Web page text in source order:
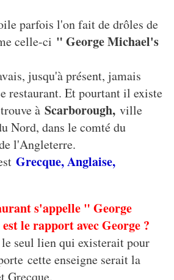
parfois l'on fait de drôles de
celle-ci " George Michael's
jusqu'à présent, jamais
restaurant. Et pourtant il existe
à Scarborough, ville
Nord, dans le comté du
l'Angleterre.
Grecque, Anglaise,
s'appelle " George
le rapport avec George ?
seul lien qui existerait pour
cette enseigne serait la